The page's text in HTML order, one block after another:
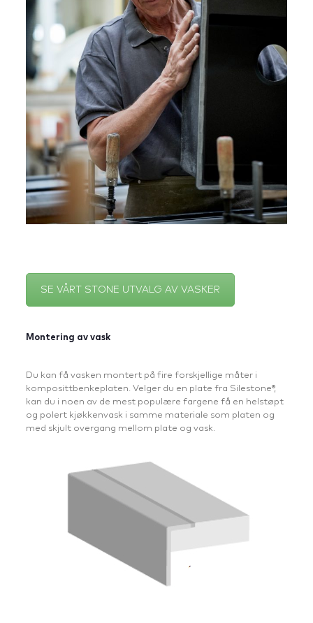
SE VÅRT STONE UTVALG AV VASKER
Montering av vask
Du kan få vasken montert på fire forskjellige måter i
komposittbenkeplaten. Velger du en plate fra Silestone®,
kan du i noen av de mest populære fargene få en helstøpt
og polert kjøkkenvask i samme materiale som platen og
med skjult overgang mellom plate og vask.